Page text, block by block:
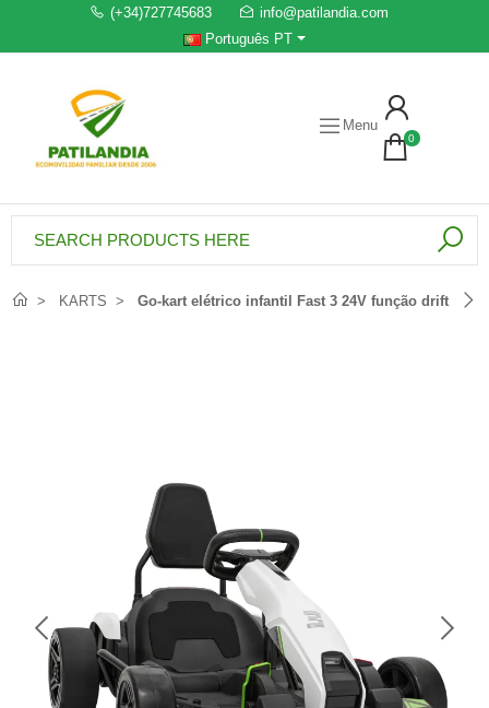
(+34)727745683
info@patilandia.com
Português PT
Menu
0
KARTS Go-kart elétrico infantil Fast 3 24V função drift